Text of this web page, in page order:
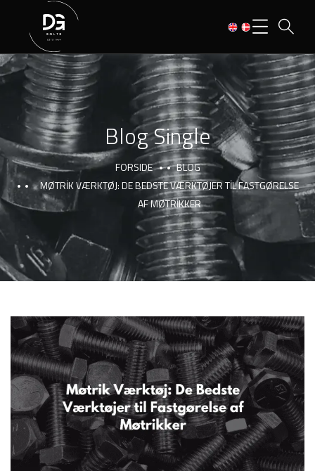
Blog Single
FORSIDE
BLOG
MØTRIK VÆRKTØJ: DE BEDSTE VÆRKTØJER TIL FASTGØRELSE
AF MØTRIKKER